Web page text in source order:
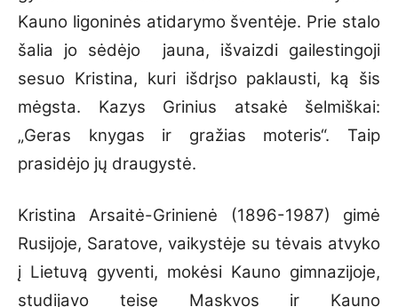
Kauno ligoninės atidarymo šventėje. Prie stalo
šalia jo sėdėjo jauna, išvaizdi gailestingoji
sesuo Kristina, kuri išdrįso paklausti, ką šis
mėgsta. Kazys Grinius atsakė šelmiškai:
„Geras knygas ir gražias moteris“. Taip
prasidėjo jų draugystė.
Kristina Arsaitė-Grinienė (1896-1987) gimė
Rusijoje, Saratove, vaikystėje su tėvais atvyko
į Lietuvą gyventi, mokėsi Kauno gimnazijoje,
studijavo teisę Maskvos ir Kauno